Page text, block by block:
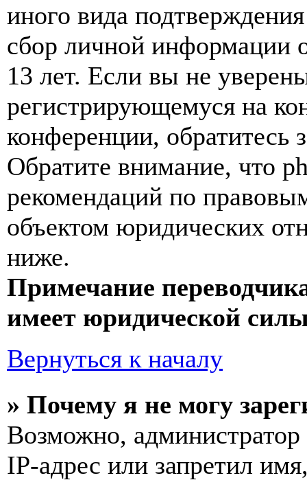
иного вида
сбор личной информации
13 лет. Если вы не
регистрирующемуся на
конференции, обратитесь
Обратите внимание, что
рекомендаций по
объектом юридических
ниже.
Примечание
имеет юридической
Вернуться к началу
» Почему я не могу
Возможно,
IP-адрес или запретил